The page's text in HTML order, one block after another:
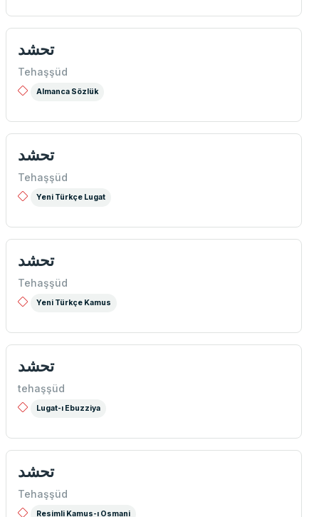
تحشد
Tehaşşüd
Almanca Sözlük
تحشد
Tehaşşüd
Yeni Türkçe Lugat
تحشد
Tehaşşüd
Yeni Türkçe Kamus
تحشد
tehaşşüd
Lugat-ı Ebuzziya
تحشد
Tehaşşüd
Resimli Kamus-ı Osmani